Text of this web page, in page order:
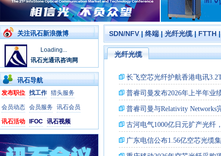
SDN/NFV|终端|光纤光缆|FTTH
光纤光缆
关注讯石新浪微博
Loading...
讯石光通讯咨询网
讯石导航
发布职位 找工作 猎头服务
会员动态 会员服务 讯石会员
讯石活动 IFOC 讯石视频